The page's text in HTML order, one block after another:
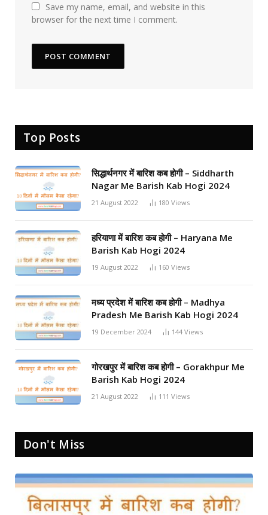
Save my name, email, and website in this
browser for the next time I comment.
Top Posts
सिद्धार्थनगर में बारिश कब होगी – Siddharth
Nagar Me Barish Kab Hogi 2024
21 August 2022 180 Views
हरियाणा में बारिश कब होगी – Haryana Me
Barish Kab Hogi 2024
19 August 2022 160 Views
मध्य प्रदेश में बारिश कब होगी – Madhya
Pradesh Me Barish Kab Hogi 2024
19 December 2024 144 Views
गोरखपुर में बारिश कब होगी – Gorakhpur Me
Barish Kab Hogi 2024
21 August 2022 111 Views
Don't Miss